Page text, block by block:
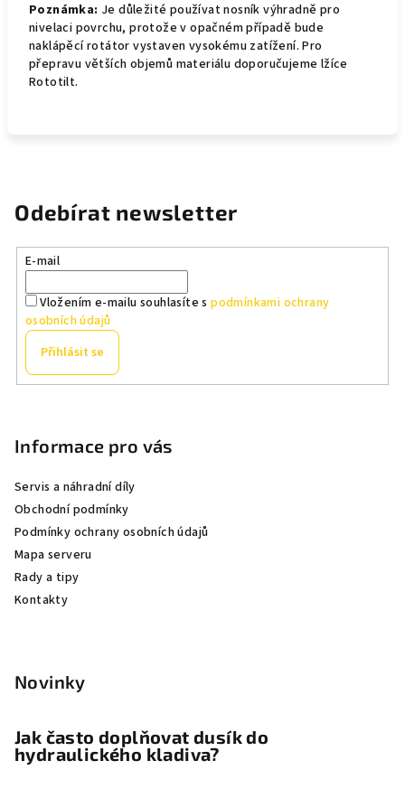
Poznámka: Je důležité používat nosník výhradně pro
nivelaci povrchu, protože v opačném případě bude
naklápěcí rotátor vystaven vysokému zatížení. Pro
přepravu větších objemů materiálu doporučujeme lžíce
Rototilt.
Odebírat newsletter
E-mail
Vložením e-mailu souhlasíte spodmínkami ochrany
osobních údajů
Přihlásit se
Informace pro vás
Servis a náhradní díly
Obchodní podmínky
Podmínky ochrany osobních údajů
Mapa serveru
Rady a tipy
Kontakty
Novinky
Jak často doplňovat dusík do
hydraulického kladiva?